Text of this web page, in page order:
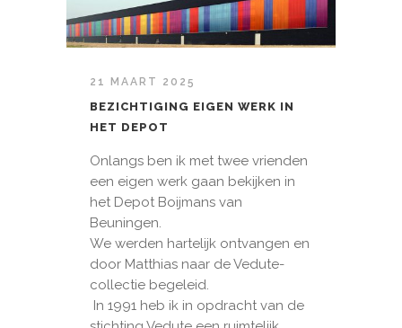
21 MAART 2025
BEZICHTIGING EIGEN WERK IN
HET DEPOT
Onlangs ben ik met twee vrienden
een eigen werk gaan bekijken in
het Depot Boijmans van
Beuningen.
We werden hartelijk ontvangen en
door Matthias naar de Vedute-
collectie begeleid.
In 1991 heb ik in opdracht van de